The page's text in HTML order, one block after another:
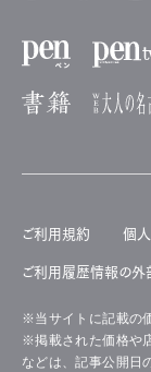
ご利用規約 個
ご利用履歴情報の外
※当サイトに記載の
※掲載された価格や
などは、記事公開日